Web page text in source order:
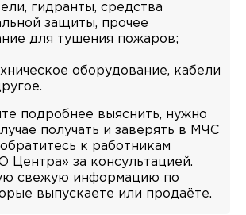
гидранты, средства
защиты, прочее
для тушения пожаров;
оборудование, кабели
подробнее выяснить, нужно
получать и заверять в МЧС
к работникам
Центра» за консультацией.
свежую информацию по
выпускаете или продаёте.